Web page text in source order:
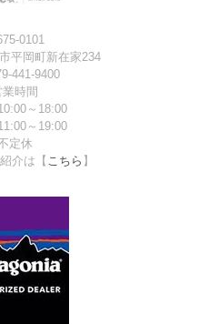
0101
平岡町新在家234
441-9400
業時間
～18:00
～19:00
定休
介は【 こちら 】